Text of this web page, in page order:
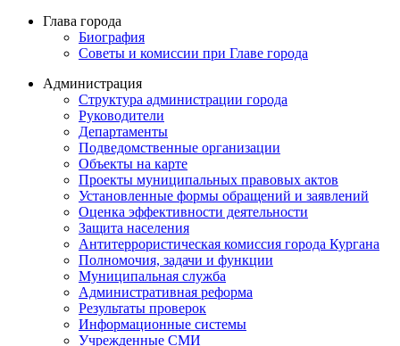
Глава города
Биография
Советы и комиссии при Главе города
Администрация
Структура администрации города
Руководители
Департаменты
Подведомственные организации
Объекты на карте
Проекты муниципальных правовых актов
Установленные формы обращений и заявлений
Оценка эффективности деятельности
Защита населения
Антитеррористическая комиссия города Кургана
Полномочия, задачи и функции
Муниципальная служба
Административная реформа
Результаты проверок
Информационные системы
Учрежденные СМИ